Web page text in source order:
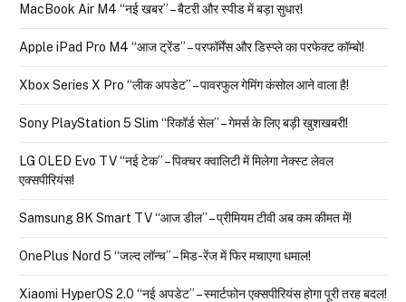
MacBook Air M4 “नई खबर” – बैटरी और स्पीड में बड़ा सुधार!
Apple iPad Pro M4 “आज ट्रेंड” – परफॉर्मेंस और डिस्प्ले का परफेक्ट कॉम्बो!
Xbox Series X Pro “लीक अपडेट” – पावरफुल गेमिंग कंसोल आने वाला है!
Sony PlayStation 5 Slim “रिकॉर्ड सेल” – गेमर्स के लिए बड़ी खुशखबरी!
LG OLED Evo TV “नई टेक” – पिक्चर क्वालिटी में मिलेगा नेक्स्ट लेवल
एक्सपीरियंस!
Samsung 8K Smart TV “आज डील” – प्रीमियम टीवी अब कम कीमत में!
OnePlus Nord 5 “जल्द लॉन्च” – मिड-रेंज में फिर मचाएगा धमाल!
Xiaomi HyperOS 2.0 “नई अपडेट” – स्मार्टफोन एक्सपीरियंस होगा पूरी तरह बदल!